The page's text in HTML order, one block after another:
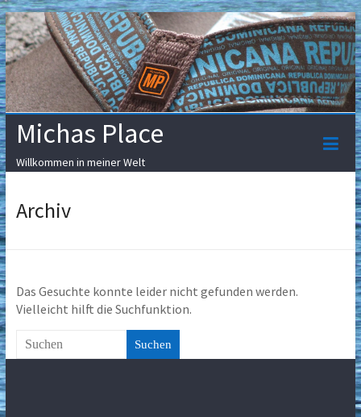
Skip
to
content
Michas Place
Willkommen in meiner Welt
Archiv
Das Gesuchte konnte leider nicht gefunden werden.
Vielleicht hilft die Suchfunktion.
Suchen